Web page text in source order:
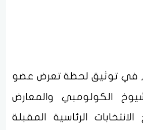
, في توثيق لحظة تعرض عضو
الكولومبي والمعارض
الرئاسية المقبلة